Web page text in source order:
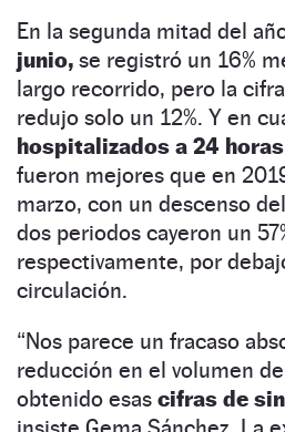
En la segunda mitad del
junio, se registró un 16%
largo recorrido, pero la
redujo solo un 12%. Y en
hospitalizados a 24
fueron mejores que en
marzo, con un descenso
dos periodos cayeron un
respectivamente, por
circulación.
“Nos parece un fracaso
reducción en el volumen
obtenido esas cifras de